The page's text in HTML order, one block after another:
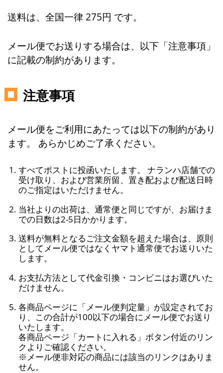
送料は、全国一律 275円 です。
メール便でお送りする場合は、以下「注意事項」
に記載の制約があります。
注意事項
メール便をご利用にあたっては以下の制約があり
ます。 あらかじめご了承ください。
すべてポストに投函いたします。 ナランハ店舗での
受け取り、および営業所留、置き配および配送日時
のご指定はいただけません。
当社よりの出荷は、通常便と同じですが、お届けま
での日数は2-5日かかります。
送料が無料となるご注文金額を超えた場合は、原則
としてメール便ではなくヤマト通常便でお送りいた
します。
お支払方法として代金引換・コンビニはお選びいた
だけません。
各商品ページに「メール便判定量」が設定されてお
り、この合計が100以下の場合にメール便でお送り
いたします。
各商品ページ「カートに入れる」ボタン付近のリン
クよりご確認ください。
※メール便非対応の商品には該当のリンクはありま
せん。